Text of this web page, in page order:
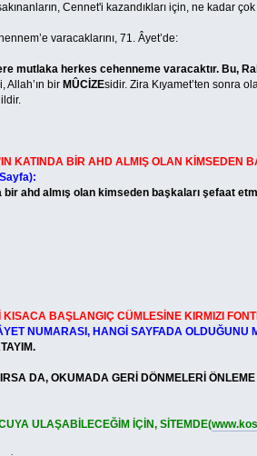
Cennet'i kazandıkları için, ne kadar
varacaklarını, 71. Âyet’de:
mutlaka herkes cehenneme varacaktır. Bu,
bir MÛCİZEsidir. Zira Kıyamet’ten sonra
KATINDA BİR AHD ALMIŞ OLAN
ahd almış olan kimseden başkaları şefaat
BAŞLANGIÇ CÜMLESİNE KIRMIZI
NUMARASI, HANGİ SAYFADA OLDUĞUNU
DA, OKUMADA GERİ DÖNMELERİ
ULAŞABİLECEĞİM İÇİN, SİTEMDE(